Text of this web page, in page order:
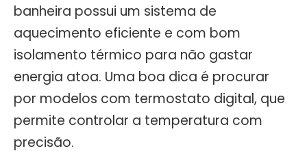
banheira possui um sistema de
aquecimento eficiente e com bom
isolamento térmico para não gastar
energia atoa. Uma boa dica é procurar
por modelos com termostato digital, que
permite controlar a temperatura com
precisão.